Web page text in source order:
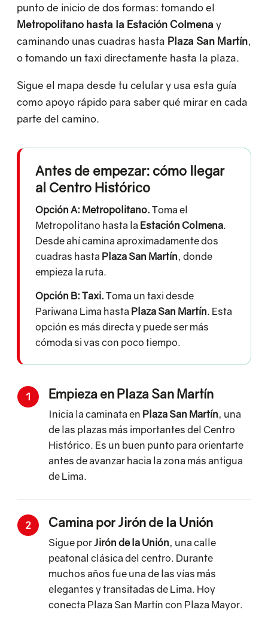
punto de inicio de dos formas: tomando el
Metropolitano hasta la Estación Colmena y
caminando unas cuadras hasta Plaza San Martín,
o tomando un taxi directamente hasta la plaza.
Sigue el mapa desde tu celular y usa esta guía
como apoyo rápido para saber qué mirar en cada
parte del camino.
Antes de empezar: cómo llegar
al Centro Histórico
Opción A: Metropolitano. Toma el
Metropolitano hasta la Estación Colmena.
Desde ahí camina aproximadamente dos
cuadras hasta Plaza San Martín, donde
empieza la ruta.
Opción B: Taxi. Toma un taxi desde
Pariwana Lima hasta Plaza San Martín. Esta
opción es más directa y puede ser más
cómoda si vas con poco tiempo.
1 Empieza en Plaza San Martín
Inicia la caminata en Plaza San Martín, una
de las plazas más importantes del Centro
Histórico. Es un buen punto para orientarte
antes de avanzar hacia la zona más antigua
de Lima.
2 Camina por Jirón de la Unión
Sigue porJirón de la Unión, una calle
peatonal clásica del centro. Durante
muchos años fue una de las vías más
elegantes y transitadas de Lima. Hoy
conecta Plaza San Martín con Plaza Mayor.